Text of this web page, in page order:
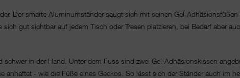
Der smarte Aluminumständer saugt sich mit seinen Gel-Adhäsionsfüßen
gut sichtbar auf jedem Tisch oder Tresen platzieren, bei Bedarf aber
in der Hand. Unter dem Fuss sind zwei Gel-Adhäsionskissen
anhaftet - wie die Füße eines Geckos. So lässt sich der Ständer auch im